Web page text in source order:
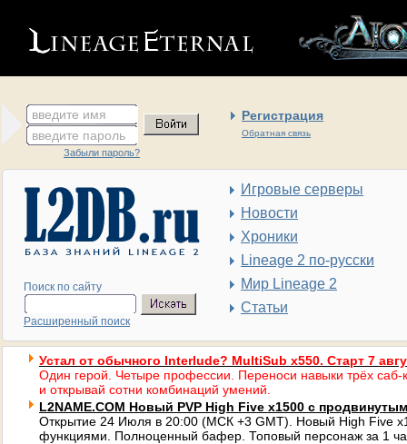
введите имя Регистрация
Обратная связь
введите пароль
Забыли пароль?
Поиск по сайту
Расширенный поиск
Игровые серверы
Новости
Хроники
Lineage 2 по-русски
Мир Lineage 2
Статьи
Устал от обычного Interlude? MultiSub x550. Старт 7
Один герой. Четыре профессии. Переноси навыки трёх саб-
и открывай сотни комбинаций умений.
L2NAME.COM Новый PVP High Five x1500 с
Открытие 24 Июля в 20:00 (МСК +3 GMT). Новый High Five
функциями. Полноценный бафер. Топовый персонаж за 1